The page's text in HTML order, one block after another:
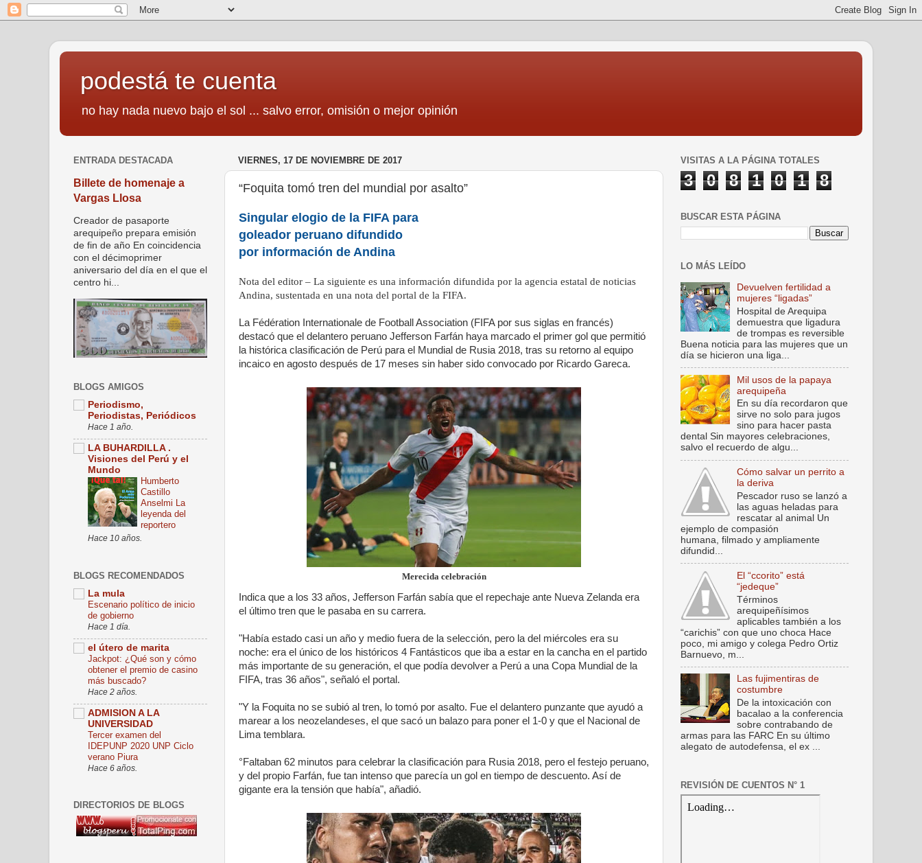
podestá te cuenta
no hay nada nuevo bajo el sol ... salvo error, omisión o mejor opinión
VIERNES, 17 DE NOVIEMBRE DE 2017
“Foquita tomó tren del mundial por asalto”
Singular elogio de la FIFA para
goleador peruano difundido
por información de Andina
Nota del editor – La siguiente es una información difundida por la agencia estatal de noticias
Andina, sustentada en una nota del portal de la FIFA.
La Fédération Internationale de Football Association (FIFA por sus siglas en francés)
destacó que el delantero peruano Jefferson Farfán haya marcado el primer gol que permitió
la histórica clasificación de Perú para el Mundial de Rusia 2018, tras su retorno al equipo
incaico en agosto después de 17 meses sin haber sido convocado por Ricardo Gareca.
Merecida celebración
Indica que a los 33 años, Jefferson Farfán sabía que el repechaje ante Nueva Zelanda era
el último tren que le pasaba en su carrera.
"Había estado casi un año y medio fuera de la selección, pero la del miércoles era su
noche: era el único de los históricos 4 Fantásticos que iba a estar en la cancha en el partido
más importante de su generación, el que podía devolver a Perú a una Copa Mundial de la
FIFA, tras 36 años", señaló el portal.
"Y la Foquita no se subió al tren, lo tomó por asalto. Fue el delantero punzante que ayudó a
marear a los neozelandeses, el que sacó un balazo para poner el 1-0 y que el Nacional de
Lima temblara.
°Faltaban 62 minutos para celebrar la clasificación para Rusia 2018, pero el festejo peruano,
y del propio Farfán, fue tan intenso que parecía un gol en tiempo de descuento. Así de
gigante era la tensión que había", añadió.
ENTRADA DESTACADA
Billete de homenaje a
Vargas Llosa
Creador de pasaporte
arequipeño prepara emisión
de fin de año En coincidencia
con el décimoprimer
aniversario del día en el que el
centro hi...
BLOGS AMIGOS
Periodismo,
Periodistas, Periódicos
Hace 1 año.
LA BUHARDILLA .
Visiones del Perú y el
Mundo
Humberto
Castillo
Anselmi La
leyenda del
reportero
Hace 10 años.
BLOGS RECOMENDADOS
La mula
Escenario político de inicio
de gobierno
Hace 1 día.
el útero de marita
Jackpot: ¿Qué son y cómo
obtener el premio de casino
más buscado?
Hace 2 años.
ADMISION A LA
UNIVERSIDAD
Tercer examen del
IDEPUNP 2020 UNP Ciclo
verano Piura
Hace 6 años.
DIRECTORIOS DE BLOGS
VISITAS A LA PÁGINA TOTALES
3 0 8 1 0 1 8
BUSCAR ESTA PÁGINA
LO MÁS LEÍDO
Devuelven fertilidad a
mujeres “ligadas”
Hospital de Arequipa
demuestra que ligadura
de trompas es reversible
Buena noticia para las mujeres que un
día se hicieron una liga...
Mil usos de la papaya
arequipeña
En su día recordaron que
sirve no solo para jugos
sino para hacer pasta
dental Sin mayores celebraciones,
salvo el recuerdo de algu...
Cómo salvar un perrito a
la deriva
Pescador ruso se lanzó a
las aguas heladas para
rescatar al animal Un
ejemplo de compasión
humana, filmado y ampliamente
difundid...
El “ccorito” está
“jedeque”
Términos
arequipeñísimos
aplicables también a los
“carichis” con que uno choca Hace
poco, mi amigo y colega Pedro Ortiz
Barnuevo, m...
Las fujimentiras de
costumbre
De la intoxicación con
bacalao a la conferencia
sobre contrabando de
armas para las FARC En su último
alegato de autodefensa, el ex ...
REVISIÓN DE CUENTOS N° 1